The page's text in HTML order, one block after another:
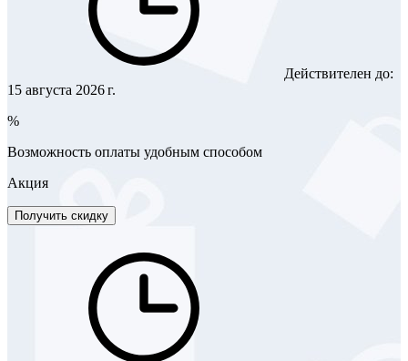
Действителен до:
15 августа 2026 г.
%
Возможность оплаты удобным способом
Акция
Получить скидку